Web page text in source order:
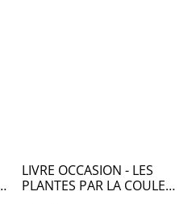
LIVRE OCCASION - LES
PLANTES PAR LA COULEUR